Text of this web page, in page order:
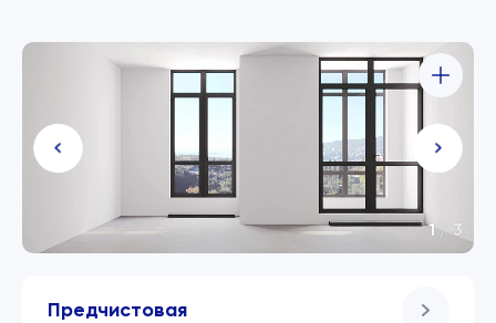
Предчистовая
1 /3